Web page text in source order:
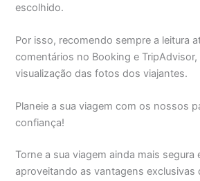
escolhido.
Por isso, recomendo sempre a leitura
comentários no Booking e
visualização das fotos dos viajantes.
Planeie a sua viagem com os nossos
confiança!
Torne a sua viagem ainda mais segura
aproveitando as vantagens exclusivas